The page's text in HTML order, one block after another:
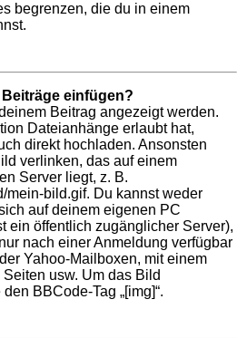
begrenzen, die du in einem
einfügen?
Beitrag angezeigt werden.
Dateianhänge erlaubt hat,
direkt hochladen. Ansonsten
verlinken, das auf einem
Server liegt, z. B.
mein-bild.gif. Du kannst weder
auf deinem eigenen PC
ein öffentlich zugänglicher Server),
nach einer Anmeldung verfügbar
Yahoo-Mailboxen, mit einem
usw. Um das Bild
BBCode-Tag „[img]“.